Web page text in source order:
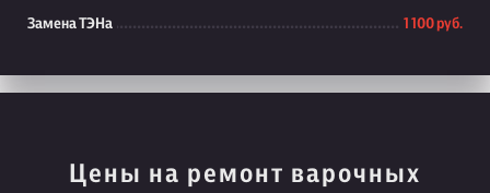
Замена ТЭНа 1 100 руб.
Цены на ремонт варочных